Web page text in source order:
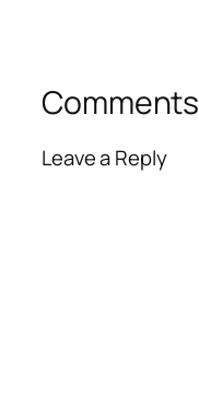
Comments
Leave a Reply